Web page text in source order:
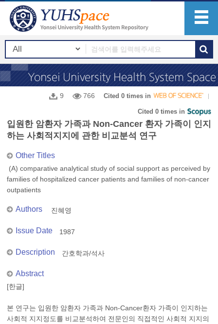
9 766 Cited 0 times in
Cited 0 times in
입원한 암환자 가족과 Non-Cancer 환자 가족이 인지
하는 사회적지지에 관한 비교분석 연구
Other Titles
(A) comparative analytical study of social support as perceived by
families of hospitalized cancer patients and families of non-cancer
outpatients
Authors 진혜영
Issue Date 1987
Description 간호학과/석사
Abstract
[한글]
본 연구는 입원한 암환자 가족과 Non-Cancer환자 가족이 인지하는
사회적 지지정도를 비교분석하여 전문인의 직접적인 사회적 지지의